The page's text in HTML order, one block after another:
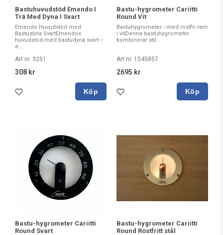
Bastuhuvudstöd Emendo I
Trä Med Dyna I Svart
Emendo Huvudstöd med
Bastudyna SvartEmendos
huvudstöd med bastudyna svart –
e...
Art nr. 3251
308 kr
Köp
Bastu-hygrometer Cariitti
Round Vit
Bastuhygrometer - med rostfri ram
i vitDenna bastuhygrometer
kombinerar stil ...
Art nr. 1545857
2695 kr
Köp
Bastu-hygrometer Cariitti
Round Svart
Bastu-hygrometer Cariitti
Round Rostfritt stål